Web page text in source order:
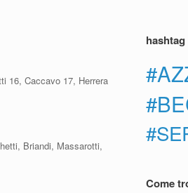
16, Caccavo 17, Herrera
Briandi, Massarotti,
hashtag
Come